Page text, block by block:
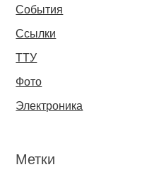
События
Ссылки
ТТУ
Фото
Электроника
Метки